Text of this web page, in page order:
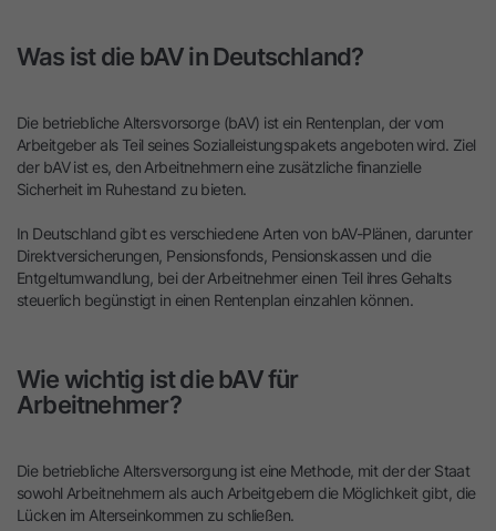
Was ist die bAV in Deutschland?
Die betriebliche Altersvorsorge (bAV) ist ein Rentenplan, der vom
Arbeitgeber als Teil seines Sozialleistungspakets angeboten wird. Ziel
der bAV ist es, den Arbeitnehmern eine zusätzliche finanzielle
Sicherheit im Ruhestand zu bieten.
In Deutschland gibt es verschiedene Arten von bAV-Plänen, darunter
Direktversicherungen, Pensionsfonds, Pensionskassen und die
Entgeltumwandlung, bei der Arbeitnehmer einen Teil ihres Gehalts
steuerlich begünstigt in einen Rentenplan einzahlen können.
Wie wichtig ist die bAV für
Arbeitnehmer?
Die betriebliche Altersversorgung ist eine Methode, mit der der Staat
sowohl Arbeitnehmern als auch Arbeitgebern die Möglichkeit gibt, die
Lücken im Alterseinkommen zu schließen.